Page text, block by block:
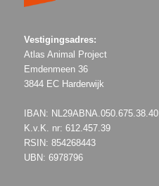
Vestigingsadres:
Atlas Animal Project
Emdenmeen 36
3844 EC Harderwijk
IBAN: NL29ABNA.050.675.38.40
K.v.K. nr: 612.457.39
RSIN: 854268443
UBN: 6978796